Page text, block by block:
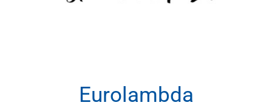
Eurolambda